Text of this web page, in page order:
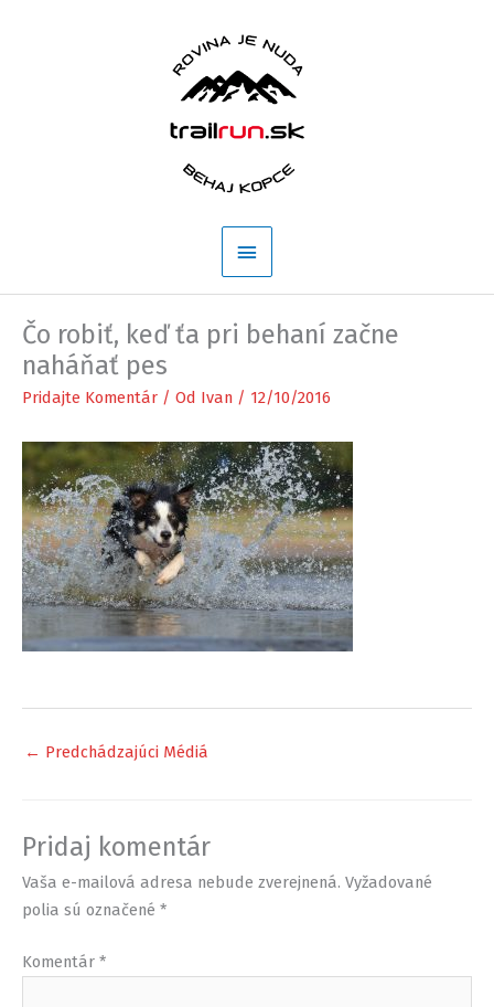
Hlavné
Menu
Čo robiť, keď ťa pri behaní začne
naháňať pes
Pridajte Komentár / Od Ivan / 12/10/2016
← Predchádzajúci Médiá
Pridaj komentár
Vaša e-mailová adresa nebude zverejnená. Vyžadované
polia sú označené *
Komentár *